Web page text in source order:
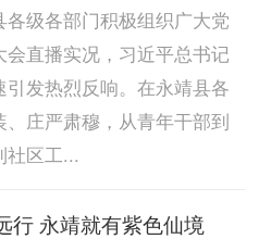
级各部门积极组织广大党
直播实况，习近平总书记
发热烈反响。在永靖县各
庄严肃穆，从青年干部到
社区工...
行 永靖就有紫色仙境